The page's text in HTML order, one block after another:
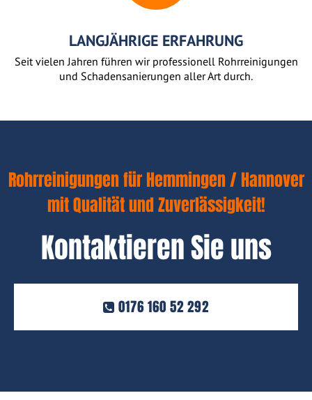
LANGJÄHRIGE ERFAHRUNG
Seit vielen Jahren führen wir professionell Rohrreinigungen
und Schadensanierungen aller Art durch.
Rohrreinigungen für Hemmingen / Hannover
mit Qualität und Zuverlässigkeit!
Kontaktieren Sie uns
0176 160 52 292